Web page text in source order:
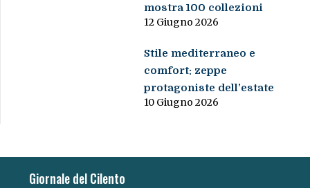
mostra 100 collezioni
12 Giugno 2026
Stile mediterraneo e
comfort: zeppe
protagoniste dell’estate
10 Giugno 2026
Giornale del Cilento